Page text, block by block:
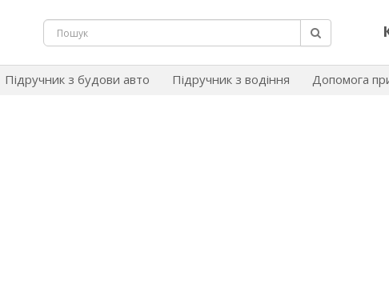
Підручник з будови авто Підручник з водіння Допомога